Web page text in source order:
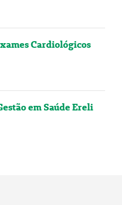
Cardiológicos
em Saúde Ereli